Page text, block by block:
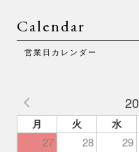
Calendar
営業日カレンダー
月 火 水
27 28 29